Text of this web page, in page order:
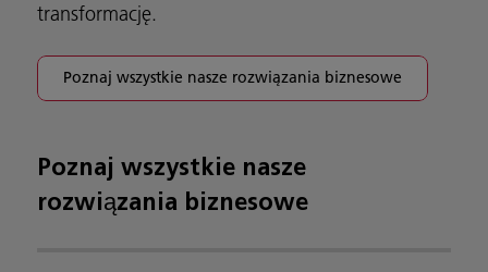
transformację.
Poznaj wszystkie nasze rozwiązania biznesowe
Poznaj wszystkie nasze
rozwiązania biznesowe